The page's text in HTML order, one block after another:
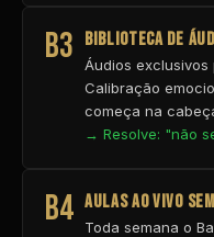
B3 BIBLIOTECA DE
Áudios exclusivos
Calibração
começa na
→ Resolve: "não
B4 AULAS AO VIVO
Toda semana o